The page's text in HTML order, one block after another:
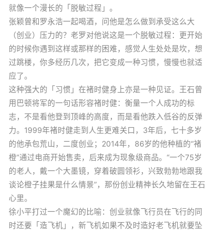
就像一个漫长的「脱敏过程」。
张颖曾和罗永浩一起喝酒，问他是怎么做到承受这么大
（创业）压力的？老罗对他说这是一个脱敏过程：更开始
的时候你遇到这样或那样的困难，感觉人生处处是坎，想
过跳楼，你多经历几次，把它变成一种习惯，慢慢也就适
应了。
这种强大的「习惯」在褚时健身上亦是一种见证。王石曾
用巴顿将军的一句话形容褚时健：衡量一个人成功的标
志，不是看他登到顶峰的高度，而是看他跌入低谷的反弹
力。1999年褚时健走到人生更难关口，3年后，七十多岁
的他承包荒山，二度创业；2014年，86岁的他种植的“褚
橙”通过电商开始售卖，后来成为现象级商品。“一个75岁
的老人，戴一个大墨镜，穿着破圆领衫，兴致勃勃地跟我
谈论橙子挂果是什么情景”，那份创业精神长久地留在王石
心里。
徐小平打过一个魔幻的比喻：创业就像飞行员在飞行的同
时还要「造飞机」，新飞机如果不及时造好老飞机就要坠